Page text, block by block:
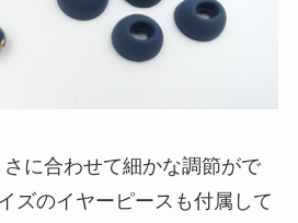
に合わせて細かな調節がで
ズのイヤーピースも付属して